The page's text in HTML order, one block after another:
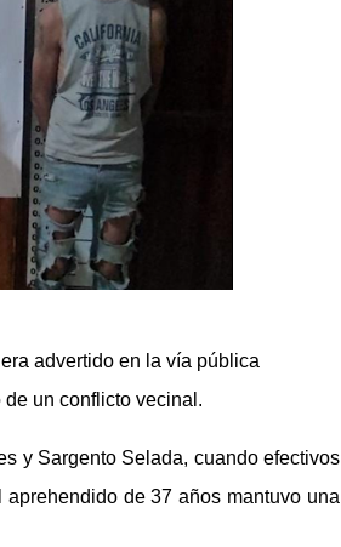
advertido en la vía pública
un conflicto vecinal.
y Sargento Selada, cuando efectivos
de 37 años mantuvo una